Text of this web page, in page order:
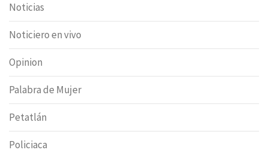
Noticias
Noticiero en vivo
Opinion
Palabra de Mujer
Petatlán
Policiaca